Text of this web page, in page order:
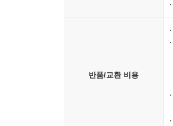
반품/교환 비용